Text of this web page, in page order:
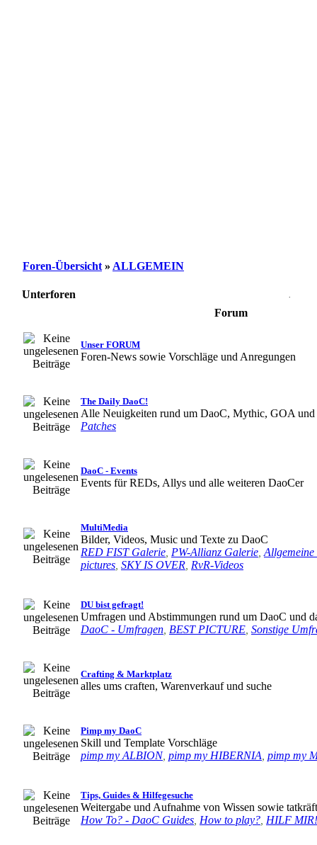
Foren-Übersicht » ALLGEMEIN
Unterforen
Forum
Unser FORUM
Foren-News sowie Vorschläge und Anregungen
The Daily DaoC!
Alle Neuigkeiten rund um DaoC, Mythic, GOA und
Patches
DaoC - Events
Events für REDs, Allys und alle weiteren DaoCer
MultiMedia
Bilder, Videos, Music und Texte zu DaoC
RED FIST Galerie PW-Allianz Galerie
pictures SKY IS OVER RvR-Videos
DU bist gefragt!
Umfragen und Abstimmungen rund um DaoC und
DaoC - Umfragen BEST PICTURE Sonstige
Crafting & Marktplatz
alles ums craften, Warenverkauf und suche
Pimp my DaoC
Skill und Template Vorschläge
pimp my ALBION, pimp my HIBERNIA pimp my
Tips, Guides & Hilfegesuche
Weitergabe und Aufnahme von Wissen sowie
How To? - DaoC Guides How to play? HILF MIR!